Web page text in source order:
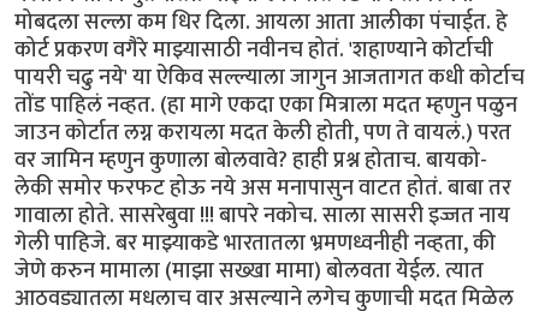
मोबदला सल्ला कम धिर दिला. आयला आता आलीका पंचाईत. हे
कोर्ट प्रकरण वगैरे माझ्यासाठी नवीनच होतं. 'शहाण्याने कोर्टाची
पायरी चढु नये' या ऐकिव सल्ल्याला जागुन आजतागत कधी कोर्टाच
तोंड पाहिलं नव्हत. (हा मागे एकदा एका मित्राला मदत म्हणुन पळुन
जाउन कोर्टात लग्न करायला मदत केली होती, पण ते वायलं.) परत
वर जामिन म्हणुन कुणाला बोलवावे? हाही प्रश्न होताच. बायको-
लेकी समोर फरफट होऊ नये अस मनापासुन वाटत होतं. बाबा तर
गावाला होते. सासरेबुवा !!! बापरे नकोच. साला सासरी इज्जत नाय
गेली पाहिजे. बर माझ्याकडे भारतातला भ्रमणध्वनीही नव्हता, की
जेणे करुन मामाला (माझा सख्खा मामा) बोलवता येईल. त्यात
आठवड्यातला मधलाच वार असल्याने लगेच कुणाची मदत मिळेल